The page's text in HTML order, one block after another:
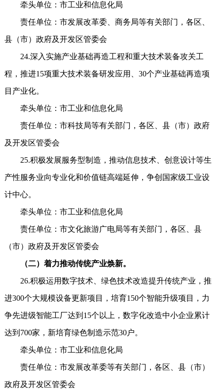
牵头单位：市工业和信息化局
责任单位：市发展改革委、商务局等有关部门，各区、
县（市）政府及开发区管委会
24.深入实施产业基础再造工程和重大技术装备攻关工
程，推进15项重大技术装备研发应用、30个产业基础再造项
目产业化。
牵头单位：市工业和信息化局
责任单位：市科技局等有关部门，各区、县（市）政府
及开发区管委会
25.积极发展服务型制造，推动信息技术、创意设计等生
产性服务业向专业化和价值链高端延伸，争创国家级工业设
计中心。
牵头单位：市工业和信息化局
责任单位：市文化旅游广电局等有关部门，各区、县
（市）政府及开发区管委会
（二）着力推动传统产业焕新。
26.积极运用数字技术、绿色技术改造提升传统产业，推
进300个大规模设备更新项目，培育150个智能升级项目，力
争先进级智能工厂达到15个以上，数字化改造中小企业累计
达到700家，新培育绿色制造示范30户。
牵头单位：市工业和信息化局
责任单位：市发展改革委等有关部门，各区、县（市）
政府及开发区管委会